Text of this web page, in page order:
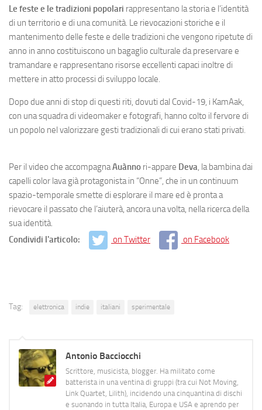
Le feste e le tradizioni popolari rappresentano la storia e l’identità
di un territorio e di una comunità. Le rievocazioni storiche e il
mantenimento delle feste e delle tradizioni che vengono ripetute di
anno in anno costituiscono un bagaglio culturale da preservare e
tramandare e rappresentano risorse eccellenti capaci inoltre di
mettere in atto processi di sviluppo locale.
Dopo due anni di stop di questi riti, dovuti dal Covid-19, i KamAak,
con una squadra di videomaker e fotografi, hanno colto il fervore di
un popolo nel valorizzare gesti tradizionali di cui erano stati privati.
Per il video che accompagnaAuànno ri-appare Deva, la bambina dai
capelli color lava già protagonista in “Onne”, che in un continuum
spazio-temporale smette di esplorare il mare ed è pronta a
rievocare il passato che l’aiuterà, ancora una volta, nella ricerca della
sua identità.
Condividi l'articolo:
on Twitter on Facebook
Tag: elettronica indie italiani sperimentale
Antonio Bacciocchi
Scrittore, musicista, blogger. Ha militato come
batterista in una ventina di gruppi (tra cui Not Moving,
Link Quartet, Lilith), incidendo una cinquantina di dischi
e suonando in tutta Italia, Europa e USA e aprendo per